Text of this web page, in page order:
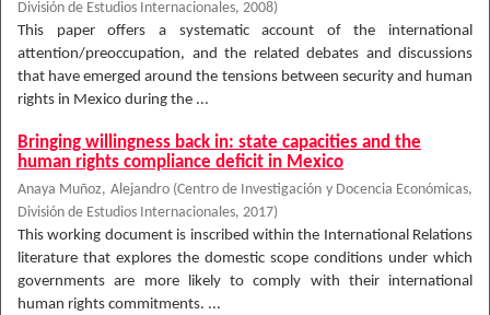
División de Estudios Internacionales, 2008)
This paper offers a systematic account of the international
attention/preoccupation, and the related debates and discussions
that have emerged around the tensions between security and human
rights in Mexico during the ...
Bringing willingness back in: state capacities and the
human rights compliance deficit in Mexico
Anaya Muñoz, Alejandro (Centro de Investigación y Docencia Económicas,
División de Estudios Internacionales, 2017)
This working document is inscribed within the International Relations
literature that explores the domestic scope conditions under which
governments are more likely to comply with their international
human rights commitments. ...